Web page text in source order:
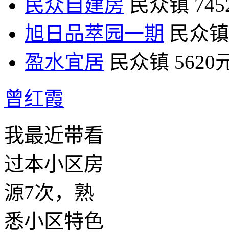
民众自建房 民众镇
旭日品萃园一期 民众镇
盈水宜居 民众镇 5620
曾红霞
我最近带看
过本小区房
源7次，熟
悉小区特色